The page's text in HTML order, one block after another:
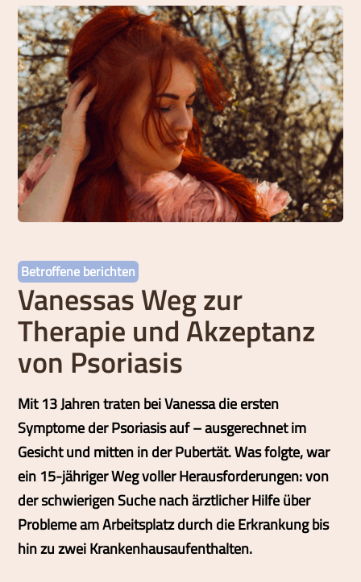
Betroffene berichten
Vanessas Weg zur
Therapie und Akzeptanz
von Psoriasis
Mit 13 Jahren traten bei Vanessa die ersten
Symptome der Psoriasis auf – ausgerechnet im
Gesicht und mitten in der Pubertät. Was folgte, war
ein 15-jähriger Weg voller Herausforderungen: von
der schwierigen Suche nach ärztlicher Hilfe über
Probleme am Arbeitsplatz durch die Erkrankung bis
hin zu zwei Krankenhausaufenthalten.